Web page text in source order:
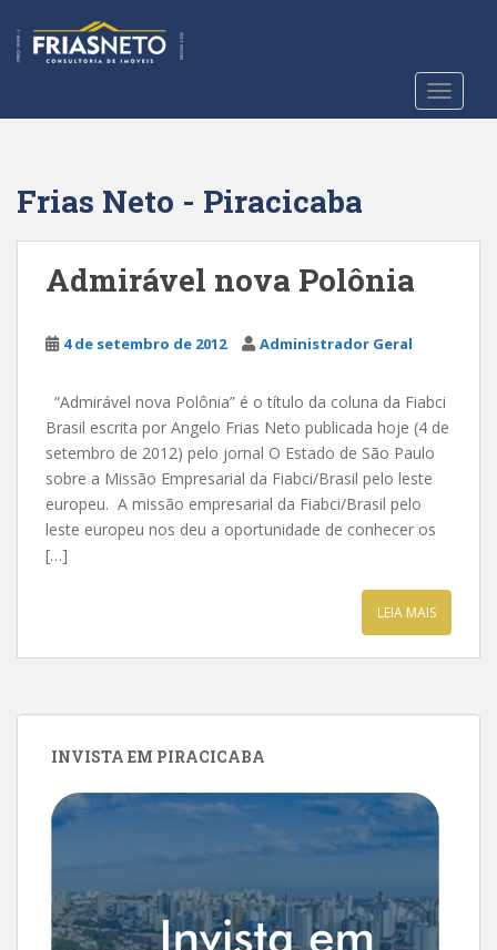
t
Frias Neto - Piracicaba
Admirável nova Polônia
4 de setembro de 2012 Administrador Geral
“Admirável nova Polônia” é o título da coluna da Fiabci
Brasil escrita por Angelo Frias Neto publicada hoje (4 de
setembro de 2012) pelo jornal O Estado de São Paulo
sobre a Missão Empresarial da Fiabci/Brasil pelo leste
europeu. A missão empresarial da Fiabci/Brasil pelo
leste europeu nos deu a oportunidade de conhecer os
[…]
LEIA MAIS
INVISTA EM PIRACICABA